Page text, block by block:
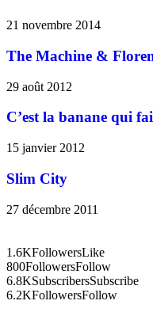
21 novembre 2014
The Machine &
29 août 2012
C’est la banane qui
15 janvier 2012
Slim City
27 décembre 2011
1.6KFollowersLike
800FollowersFollow
6.8KSubscribersSubscribe
6.2KFollowersFollow